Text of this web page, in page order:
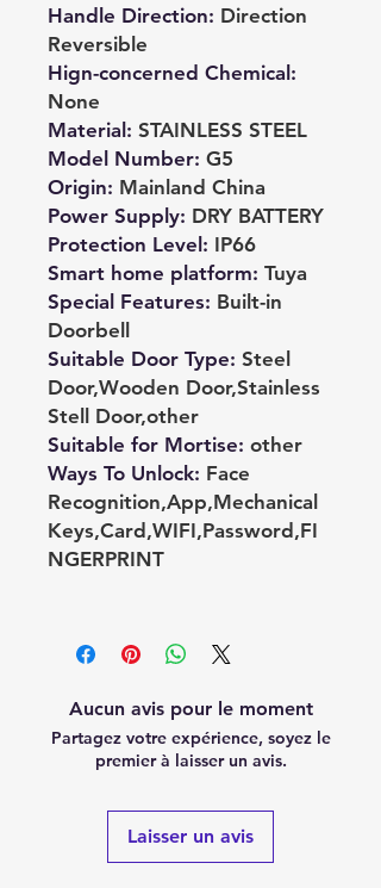
Handle Direction: Direction
Reversible
Hign-concerned Chemical :
None
Material : STAINLESS STEEL
Model Number: G5
Origin: Mainland China
Power Supply: DRY BATTERY
Protection Level : IP66
Smart home platform: Tuya
Special Features: Built-in
Doorbell
Suitable Door Type: Steel
Door,Wooden Door,Stainless
Stell Door,other
Suitable for Mortise: other
Ways To Unlock: Face
Recognition,App,Mechanical
Keys,Card,WIFI,Password,FI
NGERPRINT
Aucun avis pour le moment
Partagez votre expérience, soyez le
premier à laisser un avis.
Laisser un avis